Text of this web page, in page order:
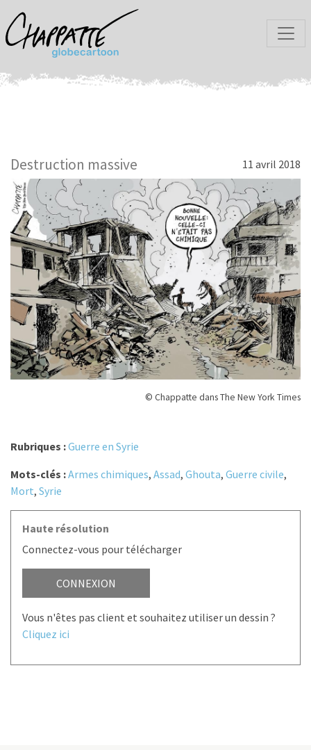
Destruction massive 11 avril 2018
© Chappatte dans The New York Times
Rubriques :Guerre en Syrie
Mots-clés :Armes chimiques, Assad, Ghouta, Guerre civile,
Mort, Syrie
Haute résolution
Connectez-vous pour télécharger
CONNEXION
Vous n'êtes pas client et souhaitez utiliser un dessin ?
Cliquez ici